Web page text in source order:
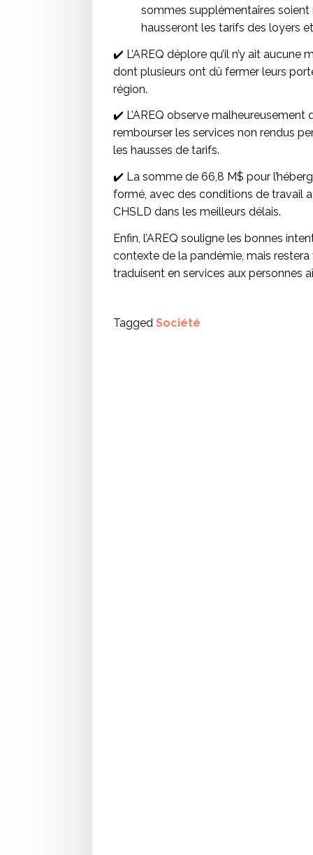
sommes supplémentaires soient
hausseront les tarifs des loyers
✔️ L’AREQ déplore qu’il n’y ait
dont plusieurs ont dû fermer leurs
région.
✔️ L’AREQ observe malheureusement
rembourser les services non rendus
les hausses de tarifs.
✔️ La somme de 66,8 M$ pour
formé, avec des conditions de travail
CHSLD dans les meilleurs délais.
Enfin, l’AREQ souligne les bonnes
contexte de la pandémie, mais
traduisent en services aux personnes
Tagged Société